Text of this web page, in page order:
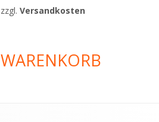
zzgl.Versandkosten
WARENKORB